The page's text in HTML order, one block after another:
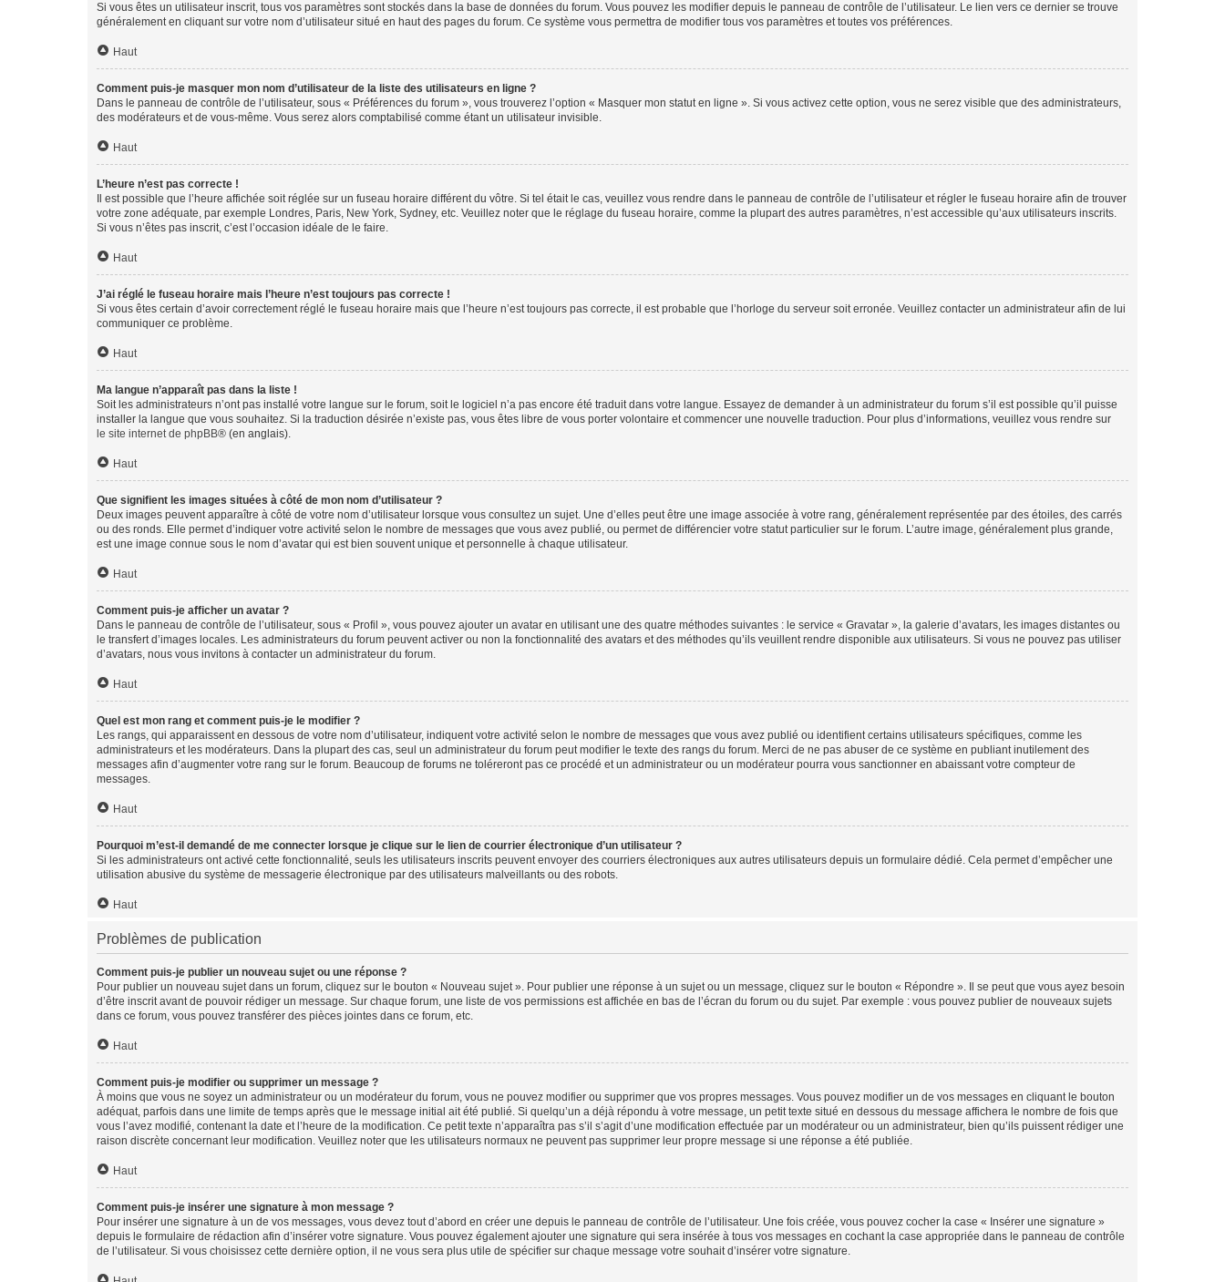
Si vous êtes un utilisateur inscrit, tous vos paramètres sont stockés dans la base de données du forum. Vous pouvez les modifier depuis le panneau de contrôle de l’utilisateur. Le lien vers ce dernier se trouve
généralement en cliquant sur votre nom d’utilisateur situé en haut des pages du forum. Ce système vous permettra de modifier tous vos paramètres et toutes vos préférences.
Haut
Comment puis-je masquer mon nom d’utilisateur de la liste des utilisateurs en ligne ?
Dans le panneau de contrôle de l’utilisateur, sous « Préférences du forum », vous trouverez l’option « Masquer mon statut en ligne ». Si vous activez cette option, vous ne serez visible que des administrateurs,
des modérateurs et de vous-même. Vous serez alors comptabilisé comme étant un utilisateur invisible.
Haut
L’heure n’est pas correcte !
Il est possible que l’heure affichée soit réglée sur un fuseau horaire différent du vôtre. Si tel était le cas, veuillez vous rendre dans le panneau de contrôle de l’utilisateur et régler le fuseau horaire afin de trouver
votre zone adéquate, par exemple Londres, Paris, New York, Sydney, etc. Veuillez noter que le réglage du fuseau horaire, comme la plupart des autres paramètres, n’est accessible qu’aux utilisateurs inscrits.
Si vous n’êtes pas inscrit, c’est l’occasion idéale de le faire.
Haut
J’ai réglé le fuseau horaire mais l’heure n’est toujours pas correcte !
Si vous êtes certain d’avoir correctement réglé le fuseau horaire mais que l’heure n’est toujours pas correcte, il est probable que l’horloge du serveur soit erronée. Veuillez contacter un administrateur afin de lui
communiquer ce problème.
Haut
Ma langue n’apparaît pas dans la liste !
Soit les administrateurs n’ont pas installé votre langue sur le forum, soit le logiciel n’a pas encore été traduit dans votre langue. Essayez de demander à un administrateur du forum s’il est possible qu’il puisse
installer la langue que vous souhaitez. Si la traduction désirée n’existe pas, vous êtes libre de vous porter volontaire et commencer une nouvelle traduction. Pour plus d’informations, veuillez vous rendre sur
le site internet de phpBB® (en anglais).
Haut
Que signifient les images situées à côté de mon nom d’utilisateur ?
Deux images peuvent apparaître à côté de votre nom d’utilisateur lorsque vous consultez un sujet. Une d’elles peut être une image associée à votre rang, généralement représentée par des étoiles, des carrés
ou des ronds. Elle permet d’indiquer votre activité selon le nombre de messages que vous avez publié, ou permet de différencier votre statut particulier sur le forum. L’autre image, généralement plus grande,
est une image connue sous le nom d’avatar qui est bien souvent unique et personnelle à chaque utilisateur.
Haut
Comment puis-je afficher un avatar ?
Dans le panneau de contrôle de l’utilisateur, sous « Profil », vous pouvez ajouter un avatar en utilisant une des quatre méthodes suivantes : le service « Gravatar », la galerie d’avatars, les images distantes ou
le transfert d’images locales. Les administrateurs du forum peuvent activer ou non la fonctionnalité des avatars et des méthodes qu’ils veuillent rendre disponible aux utilisateurs. Si vous ne pouvez pas utiliser
d’avatars, nous vous invitons à contacter un administrateur du forum.
Haut
Quel est mon rang et comment puis-je le modifier ?
Les rangs, qui apparaissent en dessous de votre nom d’utilisateur, indiquent votre activité selon le nombre de messages que vous avez publié ou identifient certains utilisateurs spécifiques, comme les
administrateurs et les modérateurs. Dans la plupart des cas, seul un administrateur du forum peut modifier le texte des rangs du forum. Merci de ne pas abuser de ce système en publiant inutilement des
messages afin d’augmenter votre rang sur le forum. Beaucoup de forums ne toléreront pas ce procédé et un administrateur ou un modérateur pourra vous sanctionner en abaissant votre compteur de
messages.
Haut
Pourquoi m’est-il demandé de me connecter lorsque je clique sur le lien de courrier électronique d’un utilisateur ?
Si les administrateurs ont activé cette fonctionnalité, seuls les utilisateurs inscrits peuvent envoyer des courriers électroniques aux autres utilisateurs depuis un formulaire dédié. Cela permet d’empêcher une
utilisation abusive du système de messagerie électronique par des utilisateurs malveillants ou des robots.
Haut
Problèmes de publication
Comment puis-je publier un nouveau sujet ou une réponse ?
Pour publier un nouveau sujet dans un forum, cliquez sur le bouton « Nouveau sujet ». Pour publier une réponse à un sujet ou un message, cliquez sur le bouton « Répondre ». Il se peut que vous ayez besoin
d’être inscrit avant de pouvoir rédiger un message. Sur chaque forum, une liste de vos permissions est affichée en bas de l’écran du forum ou du sujet. Par exemple : vous pouvez publier de nouveaux sujets
dans ce forum, vous pouvez transférer des pièces jointes dans ce forum, etc.
Haut
Comment puis-je modifier ou supprimer un message ?
À moins que vous ne soyez un administrateur ou un modérateur du forum, vous ne pouvez modifier ou supprimer que vos propres messages. Vous pouvez modifier un de vos messages en cliquant le bouton
adéquat, parfois dans une limite de temps après que le message initial ait été publié. Si quelqu’un a déjà répondu à votre message, un petit texte situé en dessous du message affichera le nombre de fois que
vous l’avez modifié, contenant la date et l’heure de la modification. Ce petit texte n’apparaîtra pas s’il s’agit d’une modification effectuée par un modérateur ou un administrateur, bien qu’ils puissent rédiger une
raison discrète concernant leur modification. Veuillez noter que les utilisateurs normaux ne peuvent pas supprimer leur propre message si une réponse a été publiée.
Haut
Comment puis-je insérer une signature à mon message ?
Pour insérer une signature à un de vos messages, vous devez tout d’abord en créer une depuis le panneau de contrôle de l’utilisateur. Une fois créée, vous pouvez cocher la case « Insérer une signature »
depuis le formulaire de rédaction afin d’insérer votre signature. Vous pouvez également ajouter une signature qui sera insérée à tous vos messages en cochant la case appropriée dans le panneau de contrôle
de l’utilisateur. Si vous choisissez cette dernière option, il ne vous sera plus utile de spécifier sur chaque message votre souhait d’insérer votre signature.